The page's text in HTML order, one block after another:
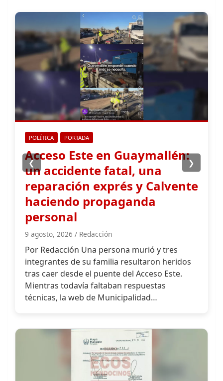
OPINIÓN PORTADA
Calvente en Guaymallén: el
problema de gobernar sólo
con buenas noticias
7 agosto, 2026 / Nestor Bethencourt
Un día después de conocerse la caída de
cielorrasos en una escuela, Marcos Calvente
coincidencia reabre una discusión que Ecos
Mendocinos viene…